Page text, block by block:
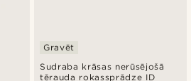
Sudraba krāsas nerūsējošā
tērauda rokassprādze ID
Gravēt